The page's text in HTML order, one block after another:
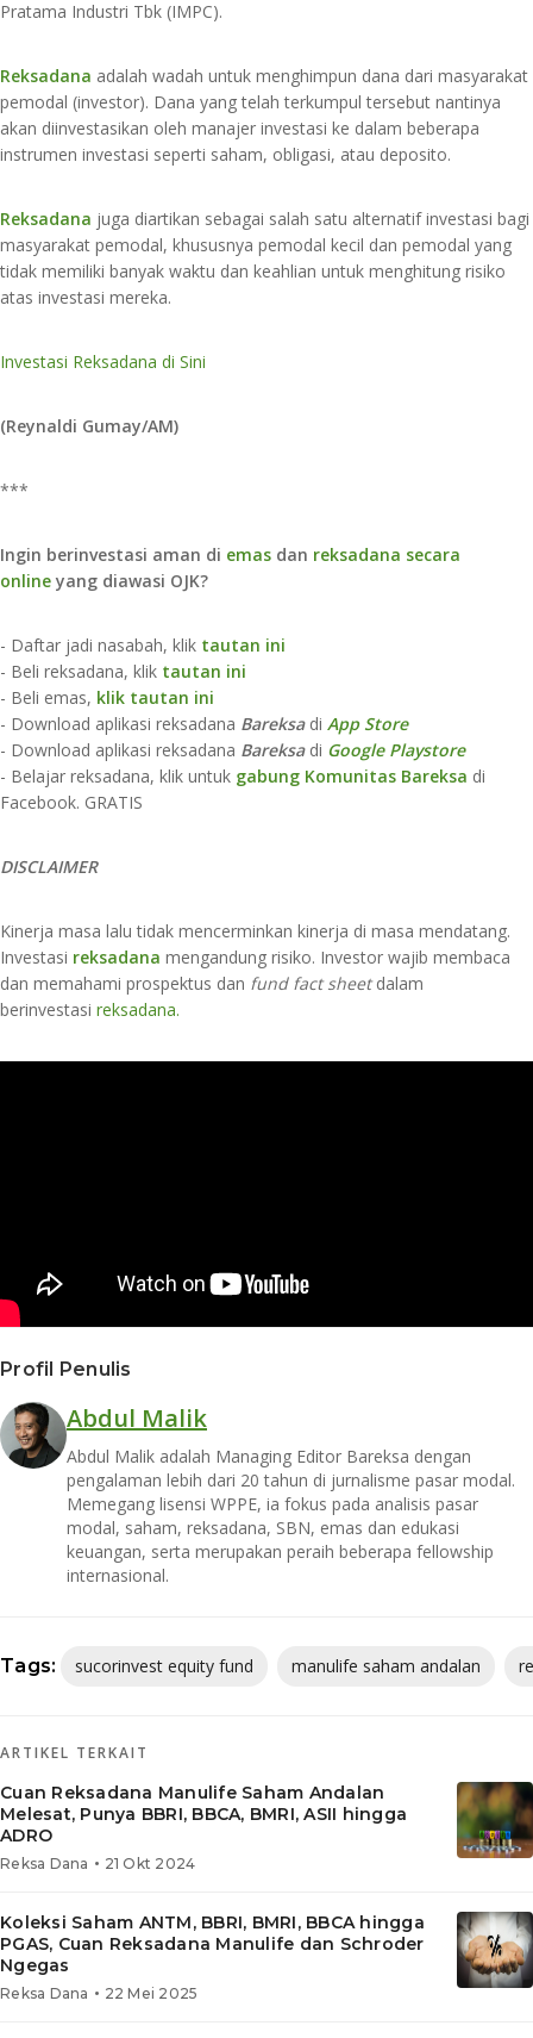
Pratama Industri Tbk (IMPC).
Reksadana adalah wadah untuk menghimpun dana dari masyarakat
pemodal (investor). Dana yang telah terkumpul tersebut nantinya
akan diinvestasikan oleh manajer investasi ke dalam beberapa
instrumen investasi seperti saham, obligasi, atau deposito.
Reksadana juga diartikan sebagai salah satu alternatif investasi bagi
masyarakat pemodal, khususnya pemodal kecil dan pemodal yang
tidak memiliki banyak waktu dan keahlian untuk menghitung risiko
atas investasi mereka.
Investasi Reksadana di Sini
(Reynaldi Gumay/AM)
***
Ingin berinvestasi aman di emas dan reksadana secara
online yang diawasi OJK?
- Daftar jadi nasabah, klik tautan ini
- Beli reksadana, klik tautan ini
- Beli emas, klik tautan ini
- Download aplikasi reksadana Bareksadi App Store​
- Download aplikasi reksadana Bareksadi Google Playstore
- Belajar reksadana, klik untuk gabung Komunitas Bareksa di
Facebook. GRATIS
DISCLAIMER
Kinerja masa lalu tidak mencerminkan kinerja di masa mendatang.
Investasi reksadana mengandung risiko. Investor wajib membaca
dan memahami prospektus dan fund fact sheetdalam
berinvestasi reksadana.
Profil Penulis
Abdul Malik
Abdul Malik adalah Managing Editor Bareksa dengan
pengalaman lebih dari 20 tahun di jurnalisme pasar modal.
Memegang lisensi WPPE, ia fokus pada analisis pasar
modal, saham, reksadana, SBN, emas dan edukasi
keuangan, serta merupakan peraih beberapa fellowship
internasional.
Tags: sucorinvest equity fund manulife saham andalan
ARTIKEL TERKAIT
Cuan Reksadana Manulife Saham Andalan
Melesat, Punya BBRI, BBCA, BMRI, ASII hingga
ADRO
Reksa Dana • 21 Okt 2024
Koleksi Saham ANTM, BBRI, BMRI, BBCA hingga
PGAS, Cuan Reksadana Manulife dan Schroder
Ngegas
Reksa Dana • 22 Mei 2025